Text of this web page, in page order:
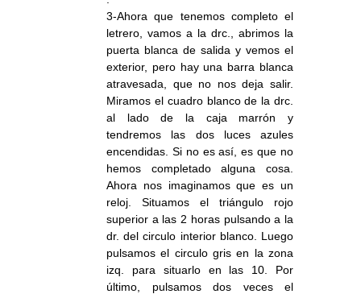
3-Ahora que tenemos completo el
letrero, vamos a la drc., abrimos la
puerta blanca de salida y vemos el
exterior, pero hay una barra blanca
atravesada, que no nos deja salir.
Miramos el cuadro blanco de la drc.
al lado de la caja marrón y
tendremos las dos luces azules
encendidas. Si no es así, es que no
hemos completado alguna cosa.
Ahora nos imaginamos que es un
reloj. Situamos el triángulo rojo
superior a las 2 horas pulsando a la
dr. del circulo interior blanco. Luego
pulsamos el circulo gris en la zona
izq. para situarlo en las 10. Por
último, pulsamos dos veces el